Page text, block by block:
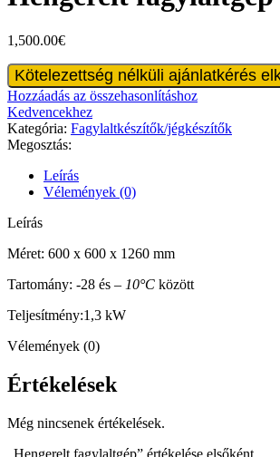
1,500.00€
Hengerelt
fagylaltgép
mennyiség
Kötelezettség nélküli ajánlatkérés
Hozzáadás az összehasonlításhoz
Kedvencekhez
Kategória: Fagylaltkészítők/jégkészítők
Megosztás:
Leírás
Vélemények (0)
Leírás
Méret: 600 x 600 x 1260 mm
Tartomány: -28 és – 10°C között
Teljesítmény:1,3 kW
Vélemények (0)
Értékelések
Még nincsenek értékelések.
„Hengerelt fagylaltgép” értékelése elsőként